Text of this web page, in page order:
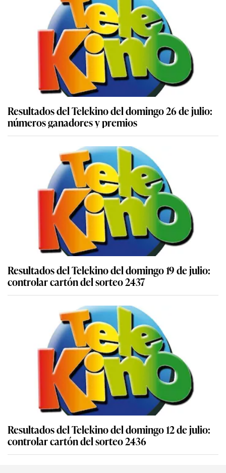
Resultados del Telekino del domingo 26 de julio:
números ganadores y premios
Resultados del Telekino del domingo 19 de julio:
controlar cartón del sorteo 2437
Resultados del Telekino del domingo 12 de julio:
controlar cartón del sorteo 2436